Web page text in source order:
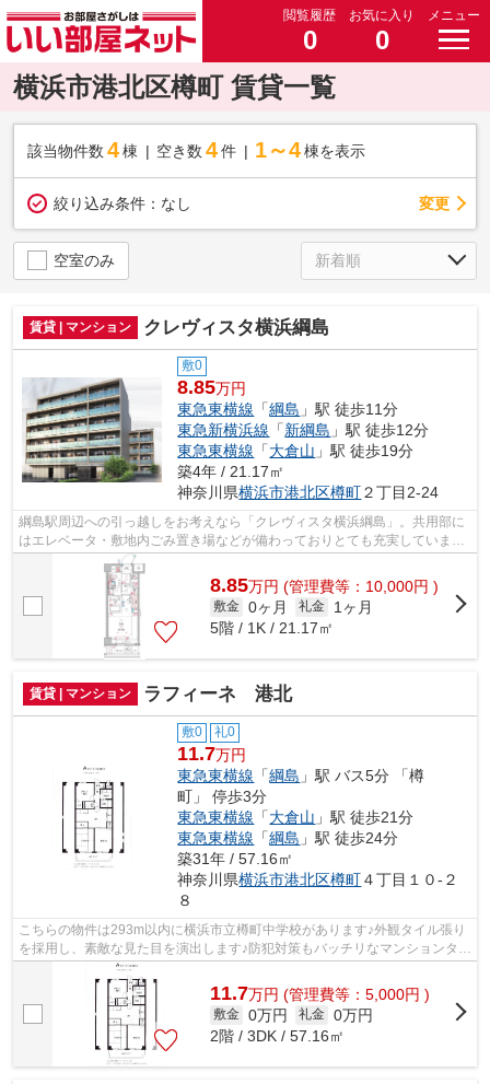
閲覧履歴
0
お気に入り
0
メニュー
横浜市港北区樽町 賃貸一覧
該当物件数 4棟 空き数 4 件 1～4 棟を表示
絞り込み条件： なし 変更
空室のみ
賃貸 | マンション クレヴィスタ横浜綱島
敷0
8.85万円
東急東横線 「綱島 」駅 徒歩11分
東急新横浜線 「新綱島 」駅 徒歩12分
東急東横線 「大倉山 」駅 徒歩19分
築4年 / 21.17㎡
神奈川県横浜市港北区樽町２丁目2-24
綱島駅周辺への引っ越しをお考えなら「クレヴィスタ横浜綱島」。共用部に
はエレベータ・敷地内ごみ置き場などが備わっておりとても充実していま
す。造りとデザインに関して、自信をも...
8.85万円 (管理費等：10,000円 )
敷金 0ヶ月 礼金
1ヶ月
5階 / 1K / 21.17㎡
賃貸 | マンション ラフィーネ 港北
敷0 礼0
11.7万円
東急東横線 「綱島 」駅 バス5分 「樽
町」 停歩3分
東急東横線 「大倉山 」駅 徒歩21分
東急東横線 「綱島 」駅 徒歩24分
築31年 / 57.16㎡
神奈川県横浜市港北区樽町４丁目１０-２
８
こちらの物件は293m以内に横浜市立樽町中学校があります♪外観タイル張り
を採用し、素敵な見た目を演出します♪防犯対策もバッチリなマンションタイ
プの物件です♪駅が周辺に2つあるので...
11.7万円 (管理費等：5,000円 )
敷金 0万円 礼金 0万円
2階 / 3DK / 57.16㎡